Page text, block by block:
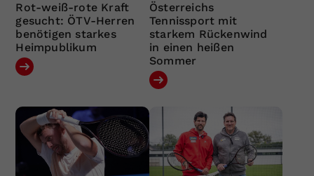
Rot-weiß-rote Kraft
gesucht: ÖTV-Herren
benötigen starkes
Heimpublikum
Österreichs
Tennissport mit
starkem Rückenwind
in einen heißen
Sommer